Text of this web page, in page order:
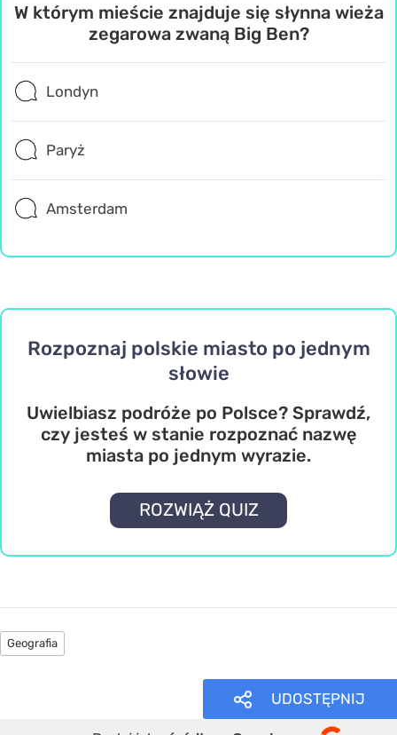
W którym mieście znajduje się słynna wieża
zegarowa zwaną Big Ben?
Londyn
Paryż
Amsterdam
Rozpoznaj polskie miasto po jednym
słowie
Uwielbiasz podróże po Polsce? Sprawdź,
czy jesteś w stanie rozpoznać nazwę
miasta po jednym wyrazie.
ROZWIĄŻ QUIZ
Geografia
UDOSTĘPNIJ